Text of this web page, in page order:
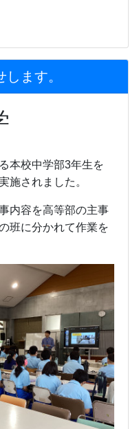
ます。
本校中学部3年生を
施されました。
内容を高等部の主事
班に分かれて作業を